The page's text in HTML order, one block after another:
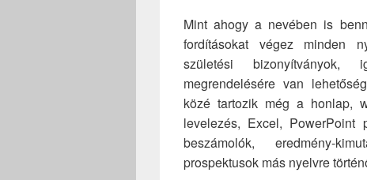
Mint ahogy a nevében is
fordításokat végez minden
születési bizonyítványok,
megrendelésére van
közé tartozik még a honlap,
levelezés, Excel, PowerPoint
beszámolók, eredmény-
prospektusok más nyelvre